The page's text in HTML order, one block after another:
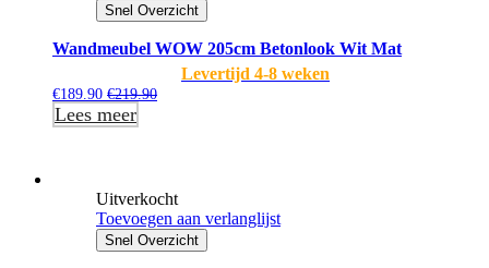
Snel Overzicht
Wandmeubel WOW 205cm Betonlook Wit Mat
Levertijd 4-8 weken
€189.90 €219.90
Lees meer
Uitverkocht
Toevoegen aan verlanglijst
Snel Overzicht